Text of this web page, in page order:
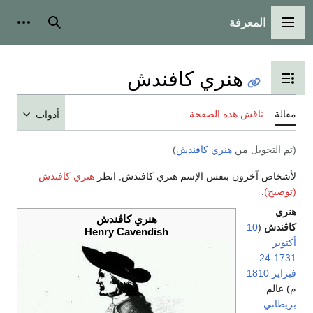
القائمة الرئيسية
المعرفة بحث
تبديل عرض جدول المحتويات
هنري كافندش
مقالة ناقش هذه الصفحة أدوات
(تم التحويل من هنري كاڤندش)
لأشخاص آخرون بنفس الإسم هنري كافندش, انظر هنري كافندش
(توضيح)
هنري كاڤندش
Henry Cavendish
هنري
كاڤندش (
10
أكتوبر
1731
-
24
فبراير 1810
م) عالم
بريطاني